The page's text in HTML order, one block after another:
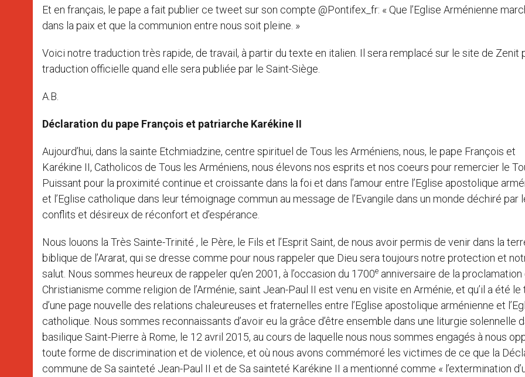
Et en français, le pape a fait publier ce tweet sur son compte @Pontifex_fr: « Que l’Eglise Arménienne
dans la paix et que la communion entre nous soit pleine. »
Voici notre traduction très rapide, de travail, à partir du texte en italien. Il sera remplacé sur le site de Zenit
traduction officielle quand elle sera publiée par le Saint-Siège.
A.B.
Déclaration du pape François et patriarche Karékine II
Aujourd’hui, dans la sainte Etchmiadzine, centre spirituel de Tous les Arméniens, nous, le pape François et
Karékine II, Catholicos de Tous les Arméniens, nous élevons nos esprits et nos coeurs pour remercier le
Puissant pour la proximité continue et croissante dans la foi et dans l’amour entre l’Eglise apostolique
et l’Eglise catholique dans leur témoignage commun au message de l’Evangile dans un monde déchiré par
conflits et désireux de réconfort et d’espérance.
Nous louons la Très Sainte-Trinité , le Père, le Fils et l’Esprit Saint, de nous avoir permis de venir dans la
biblique de l’Ararat, qui se dresse comme pour nous rappeler que Dieu sera toujours notre protection et
salut. Nous sommes heureux de rappeler qu’en 2001, à l’occasion du 1700e anniversaire de la proclamation
Christianisme comme religion de l’Arménie, saint Jean-Paul II est venu en visite en Arménie, et qu’il a été le
d’une page nouvelle des relations chaleureuses et fraternelles entre l’Eglise apostolique arménienne et
catholique. Nous sommes reconnaissants d’avoir eu la grâce d’être ensemble dans une liturgie solennelle
basilique Saint-Pierre à Rome, le 12 avril 2015, au cours de laquelle nous nous sommes engagés à nous
toute forme de discrimination et de violence, et où nous avons commémoré les victimes de ce que la
commune de Sa sainteté Jean-Paul II et de Sa sainteté Karékine II a mentionné comme « l’extermination